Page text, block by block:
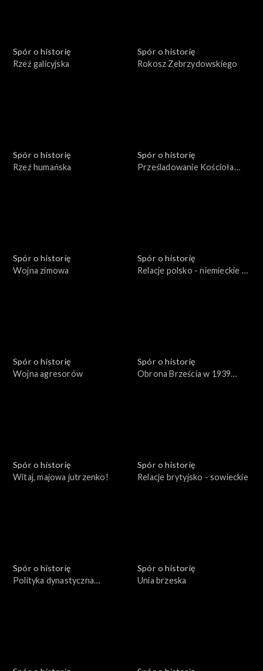
Spór o historię
Rzeź galicyjska
Spór o historię
Rokosz Zebrzydowskiego
Spór o historię
Rzeź humańska
Spór o historię
Prześladowanie Kościoła
Spór o historię
Wojna zimowa
Spór o historię
Relacje polsko - niemieckie w
Spór o historię
Wojna agresorów
Spór o historię
Obrona Brześcia w 1939
Spór o historię
Witaj, majowa jutrzenko!
Spór o historię
Relacje brytyjsko - sowieckie
Spór o historię
Polityka dynastyczna
Spór o historię
Unia brzeska